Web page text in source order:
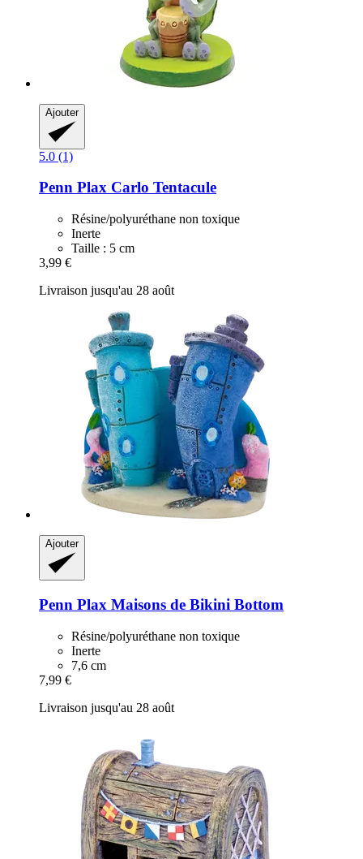
Ajouter
5.0 (1)
Penn Plax Carlo Tentacule
Résine/polyuréthane non toxique
Inerte
Taille : 5 cm
3,99 €
Livraison jusqu'au 28 août
Ajouter
Penn Plax Maisons de Bikini Bottom
Résine/polyuréthane non toxique
Inerte
7,6 cm
7,99 €
Livraison jusqu'au 28 août